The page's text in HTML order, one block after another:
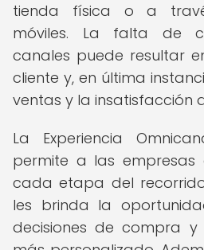
tienda física o a
móviles. La falta de
canales puede resultar
cliente y, en última
ventas y la insatisfacción
La Experiencia
permite a las empresas
cada etapa del
les brinda la
decisiones de compra y